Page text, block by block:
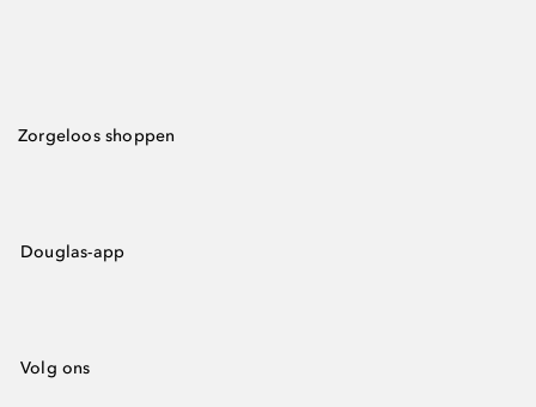
Zorgeloos shoppen
Douglas-app
Volg ons